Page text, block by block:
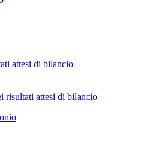
attesi di bilancio
risultati attesi di bilancio